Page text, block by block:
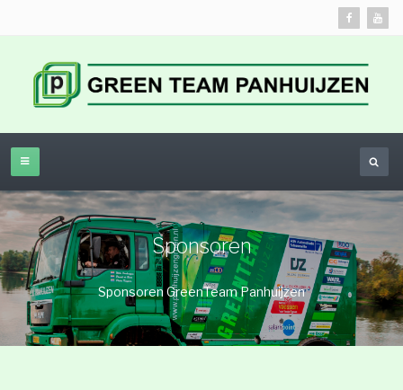
Sponsoren
Sponsoren GreenTeam Panhuijzen